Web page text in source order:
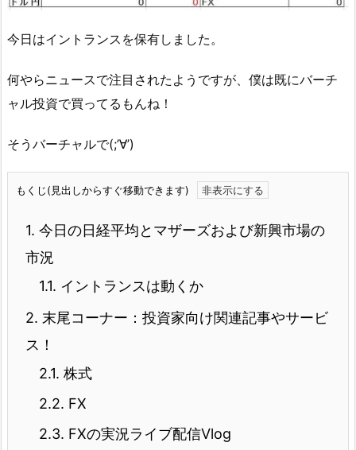
今日はイントランスを保有しました。
何やらニュースで注目されたようですが、僕は既にバーチ
ャル投資で買ってるもんね！
そうバーチャルで(;’∀’)
もくじ(見出しからすぐ移動できます)
1. 今日の日経平均とマザーズおよび新興市場の
市況
1.1. イントランスは動くか
2. 末尾コーナー：投資家向け関連記事やサービ
ス！
2.1. 株式
2.2. FX
2.3. FXの実況ライブ配信Vlog